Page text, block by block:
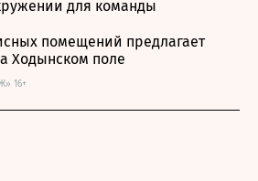
для команды
помещений предлагает
Ходынском поле
16+